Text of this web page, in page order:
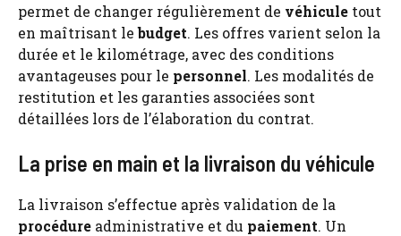
permet de changer régulièrement de véhicule tout
en maîtrisant lebudget. Les offres varient selon la
durée et le kilométrage, avec des conditions
avantageuses pour le personnel. Les modalités de
restitution et les garanties associées sont
détaillées lors de l’élaboration du contrat.
La prise en main et la livraison du véhicule
La livraison s’effectue après validation de la
procédure administrative et du paiement. Un